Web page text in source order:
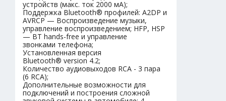
устройств (макс. ток 2000 мА);
Поддержка Bluetooth® профилей: A2DP и
AVRCP — Воспроизведение музыки,
управление воспроизведением; HFP, HSP
— BT hands-free и управление
звонками телефона;
Установленная версия
Bluetooth® version 4.2;
Количество аудиовыходов RCA - 3 пара
(6 RCA);
Дополнительные возможности для
подключений и построения сложной